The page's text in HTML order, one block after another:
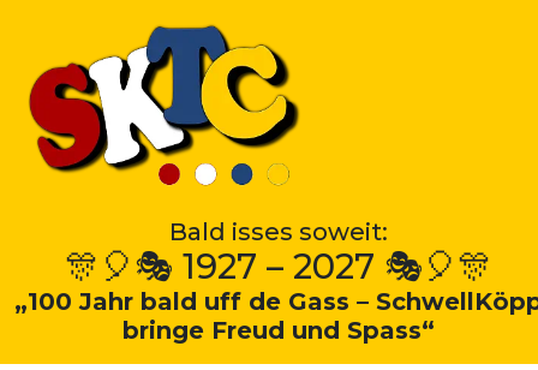
Bald isses soweit:
🎊🎈🎭 1927 – 2027 🎭🎈🎊
„100 Jahr bald uff de Gass –
bringe Freud und Spass“